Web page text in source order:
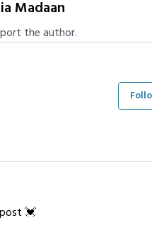
Madaan
the author.
💓